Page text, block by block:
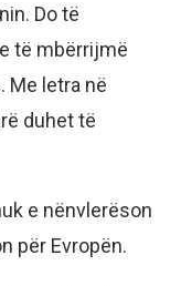
Do të
të mbërrijmë
Me letra në
duhet të
e nënvlerëson
për Evropën.